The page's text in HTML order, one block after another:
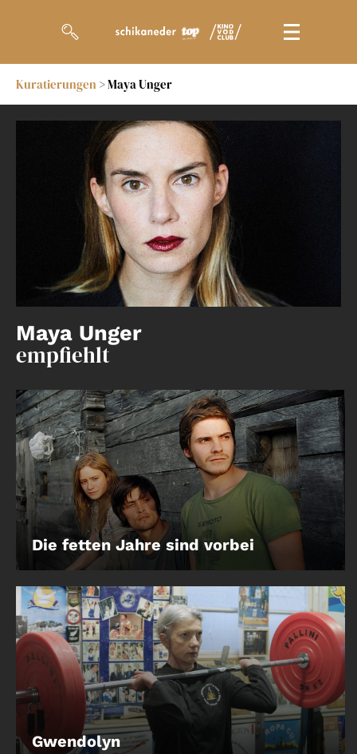
Filme
Magazin
Kuratierungen
Events
So geht’s
Filmpakete
& Filmpässe
Account
Suche
Kuratierungen > Maya Unger
Maya Unger
empfiehlt
Die fetten Jahre sind vorbei
Gwendolyn